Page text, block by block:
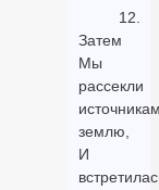
12.
Затем
Мы
рассекли
землю,
И